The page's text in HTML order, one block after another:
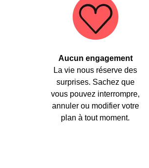
Aucun engagement
La vie nous réserve des
surprises. Sachez que
vous pouvez interrompre,
annuler ou modifier votre
plan à tout moment.